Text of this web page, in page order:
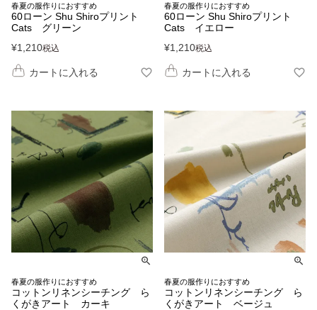
春夏の服作りにおすすめ
60ローン Shu Shiroプリント
Cats グリーン
¥1,210税込
カートに入れる
春夏の服作りにおすすめ
60ローン Shu Shiroプリント
Cats イエロー
¥1,210税込
カートに入れる
春夏の服作りにおすすめ
コットンリネンシーチング ら
くがきアート カーキ
春夏の服作りにおすすめ
コットンリネンシーチング ら
くがきアート ベージュ